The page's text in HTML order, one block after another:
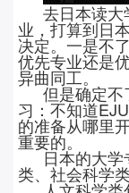
去日本读
业，打算到日
决定。一是不
优先专业还是
异曲同工。
但是确定
习：不知道
的准备从哪里
重要的。
日本的大
类、社会科学